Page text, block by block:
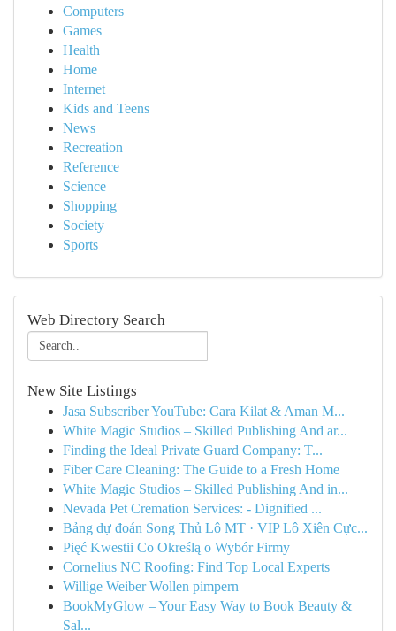
Computers
Games
Health
Home
Internet
Kids and Teens
News
Recreation
Reference
Science
Shopping
Society
Sports
Web Directory Search
New Site Listings
Jasa Subscriber YouTube: Cara Kilat & Aman M...
White Magic Studios – Skilled Publishing And ar...
Finding the Ideal Private Guard Company: T...
Fiber Care Cleaning: The Guide to a Fresh Home
White Magic Studios – Skilled Publishing And in...
Nevada Pet Cremation Services: - Dignified ...
Bảng dự đoán Song Thủ Lô MT · VIP Lô Xiên Cực...
Pięć Kwestii Co Określą o Wybór Firmy
Cornelius NC Roofing: Find Top Local Experts
Willige Weiber Wollen pimpern
BookMyGlow – Your Easy Way to Book Beauty &
Sal...